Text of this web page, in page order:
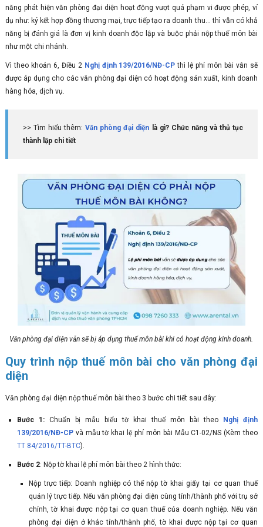
năng phát hiện văn phòng đại diện hoạt động vượt quá phạm vi được phép, ví
dụ như: ký kết hợp đồng thương mại, trực tiếp tạo ra doanh thu… thì vẫn có khả
năng bị đánh giá là đơn vị kinh doanh độc lập và buộc phải nộp thuế môn bài
như một chi nhánh.
Vì theo khoản 6, Điều 2 Nghị định 139/2016/NĐ-CP thì lệ phí môn bài vẫn sẽ
được áp dụng cho các văn phòng đại diện có hoạt động sản xuất, kinh doanh
hàng hóa, dịch vụ.
>> Tìm hiểu thêm:Văn phòng đại diện là gì? Chức năng và thủ tục
thành lập chi tiết
Văn phòng đại diện vẫn sẽ bị áp dụng thuế môn bài khi có hoạt động kinh doanh.
Quy trình nộp thuế môn bài cho văn phòng đại
diện
Văn phòng đại diện nộp thuế môn bài theo 3 bước chi tiết sau đây:
Bước 1:Chuẩn bị mẫu biểu tờ khai thuế môn bài theo
Nghị định
139/2016/NĐ-CPvà mẫu tờ khai lệ phí môn bài Mẫu C1-02/NS (Kèm theo
TT 84/2016/TT-BTC).
Bước 2: Nộp tờ khai lệ phí môn bài theo 2 hình thức:
Nộp trực tiếp: Doanh nghiệp có thể nộp tờ khai giấy tại cơ quan thuế
quản lý trực tiếp. Nếu văn phòng đại diện cùng tỉnh/thành phố với trụ sở
chính, tờ khai được nộp tại cơ quan thuế của doanh nghiệp. Nếu văn
phòng đại diện ở khác tỉnh/thành phố, tờ khai được nộp tại cơ quan